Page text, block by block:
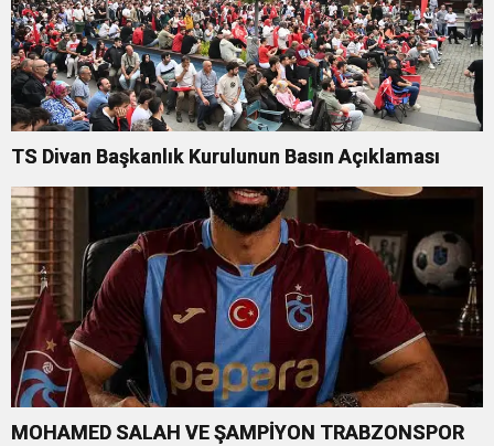
TS Divan Başkanlık Kurulunun Basın Açıklaması
MOHAMED SALAH VE ŞAMPİYON TRABZONSPOR